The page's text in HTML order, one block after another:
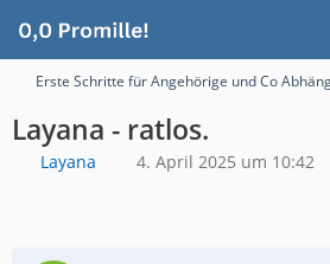
Erste Schritte für Angehörige und Co
Layana - ratlos.
Layana 4. April 2025 um 10:42